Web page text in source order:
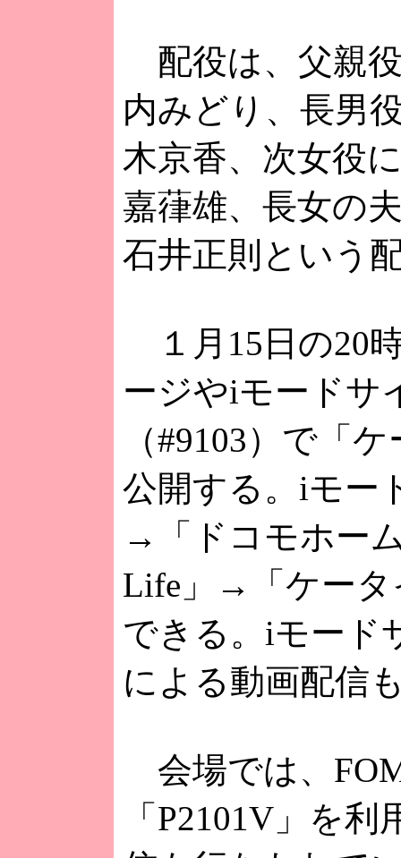
配役は、父親
内みどり、長男
木京香、次女役
嘉葎雄、長女の
石井正則という
１月15日の20
ージやiモードサ
（#9103）で「
公開する。iモー
→「ドコモホー
Life」→「ケータ
できる。iモード
による動画配信
会場では、
「P2101V」を